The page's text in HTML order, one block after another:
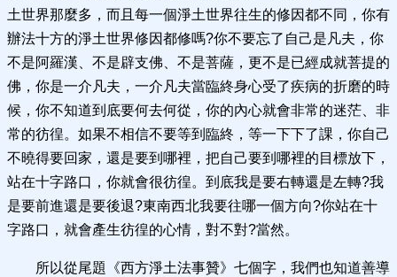
土世界那麼多，而且每一個淨土世界往生的修因都不同，你有
辦法十方的淨土世界修因都修嗎?你不要忘了自己是凡夫，你
不是阿羅漢、不是辟支佛、不是菩薩，更不是已經成就菩提的
佛，你是一介凡夫，一介凡夫當臨終身心受了疾病的折磨的時
候，你不知道到底要何去何從，你的內心就會非常的迷茫、非
常的彷徨。如果不相信不要等到臨終，等一下下了課，你自己
不曉得要回家，還是要到哪裡，把自己要到哪裡的目標放下，
站在十字路口，你就會很彷徨。到底我是要右轉還是左轉?我
是要前進還是要後退?東南西北我要往哪一個方向?你站在十
字路口，就會產生彷徨的心情，對不對?當然。
所以從尾題《西方淨土法事贊》七個字，我們也知道善導